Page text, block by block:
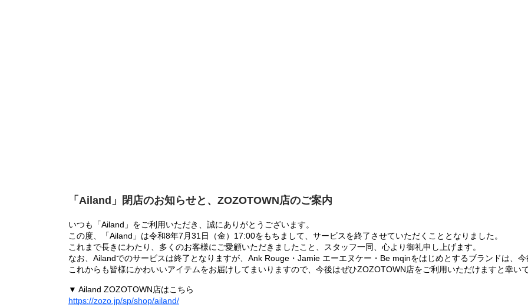
「Ailand」閉店のお知らせと、ZOZOTOWN店のご案内
いつも「Ailand」をご利用いただき、誠にありがとうございます。
この度、「Ailand」は令和8年7月31日（金）17:00をもちまして、サービスを終了させていただくこととなりました。
これまで長きにわたり、多くのお客様にご愛顧いただきましたこと、スタッフ一同、心より御礼申し上げます。
なお、Ailandでのサービスは終了となりますが、Ank Rouge・Jamie エーエヌケー・Be mqinをはじめとするブランドは、
これからも皆様にかわいいアイテムをお届けしてまいりますので、今後はぜひZOZOTOWN店をご利用いただけますと幸いで
▼ Ailand ZOZOTOWN店はこちら
https://zozo.jp/sp/shop/ailand/